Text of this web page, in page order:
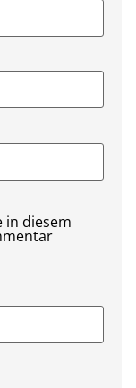
in diesem